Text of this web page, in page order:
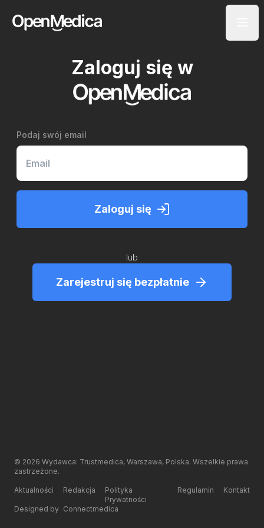
Zaloguj się w
Podaj swój email
Zaloguj się
lub
Zarejestruj się bezpłatnie
© 2026 Wydawca: Trustmedica, Warszawa, Polska. Wszelkie prawa
zastrzeżone.
Aktualności Redakcja
Polityka
Prywatności
Regulamin Kontakt
Designed by Connectmedica